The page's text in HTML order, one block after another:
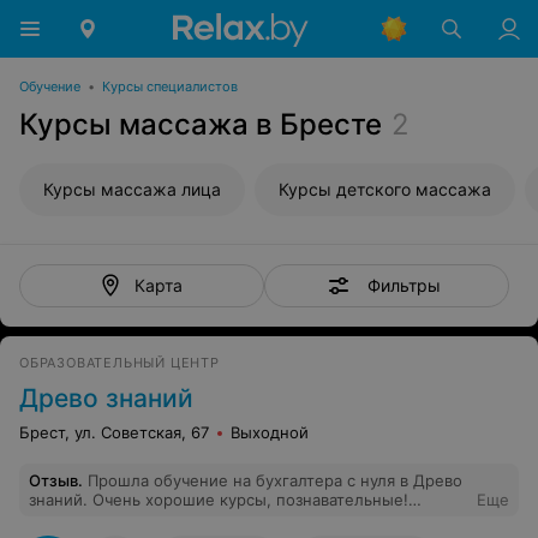
Обучение • Курсы специалистов
Курсы массажа в Бресте 2
Курсы массажа лица Курсы детского массажа
Карта Фильтры
ОБРАЗОВАТЕЛЬНЫЙ ЦЕНТР
Древо знаний
Брест, ул. Советская, 67 Выходной
Отзыв. Прошла обучение на бухгалтера с нуля в Древо
знаний. Очень хорошие курсы, познавательные!
Еще